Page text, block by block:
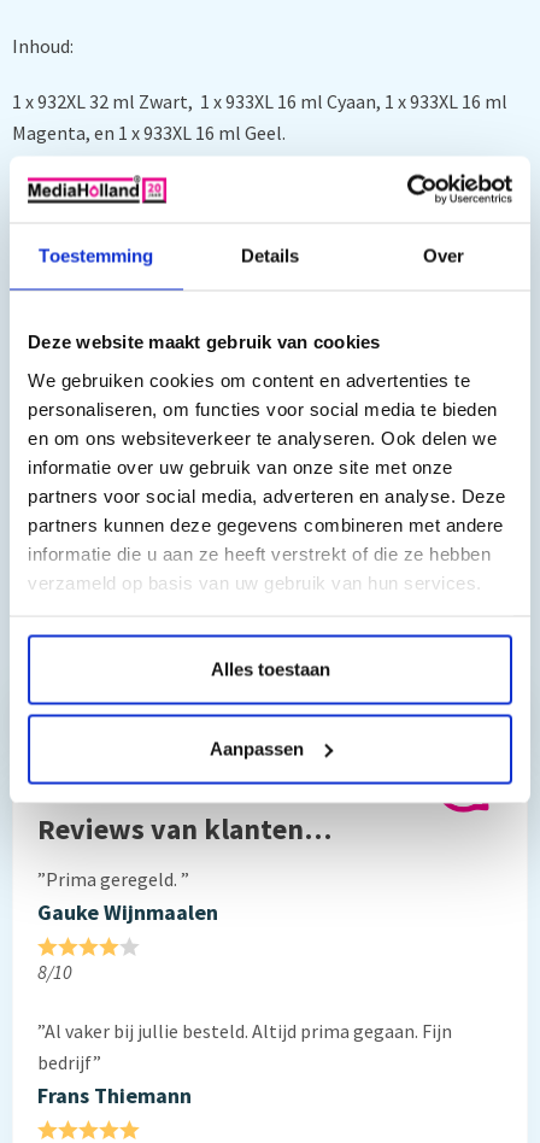
Toestemming Details Over
Deze website maakt gebruik van cookies
We gebruiken cookies om content en advertenties te
personaliseren, om functies voor social media te bieden
en om ons websiteverkeer te analyseren. Ook delen we
informatie over uw gebruik van onze site met onze
partners voor social media, adverteren en analyse. Deze
partners kunnen deze gegevens combineren met andere
informatie die u aan ze heeft verstrekt of die ze hebben
verzameld op basis van uw gebruik van hun services.
Alles toestaan
Aanpassen
Inhoud:
1 x 932XL 32 ml Zwart, 1 x 933XL 16 ml Cyaan, 1 x 933XL 16 ml
Magenta, en 1 x 933XL 16 ml Geel.
Geschikt voor:
HP Officejet 6100, HP Officejet 7110, HP Officejet 6700, HP
Deze compatible inktpatronen voor de HP932/933 serie zijn
Ook kunt u kiezen voor de hervulbare variant, zie:
http://www.mediaholland.nl/hp-932-933-hervulbare-
cartridges-set-4-stuks-met-a.html
Toch nog een vraag?
Hebt u vragen bij het artikel?
Reviews van klanten…
”Prima geregeld. ”
Gauke Wijnmaalen
8/10
”Al vaker bij jullie besteld. Altijd prima gegaan. Fijn
bedrijf”
Frans Thiemann